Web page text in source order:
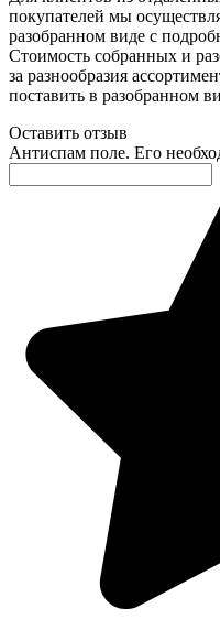
покупателей мы
разобранном виде с
Стоимость собранных и
за разнообразия
поставить в разобранном
Оставить отзыв
Антиспам поле. Его